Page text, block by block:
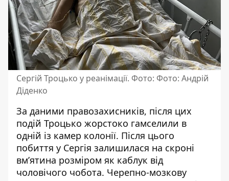
Сергій Троцько у реанімації. Фото: Фото: Андрій
Діденко
За даними правозахисників, після цих
подій Троцько жорстоко гамселили в
одній із камер колонії. Після цього
побиття у Сергія залишилася на скроні
вм’ятина розміром як каблук від
чоловічого чобота. Черепно-мозкову